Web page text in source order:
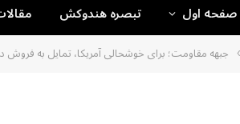
صفحه اول تبصره هندوکش
جبهه مقاومت؛ برای خوشحالی آمریکا، تمایل به فروش